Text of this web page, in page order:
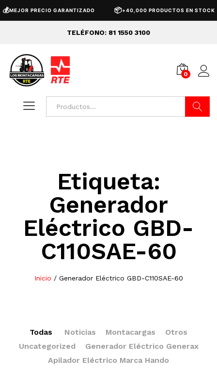
MEJOR PRECIO GARANTIZADO 📦+40,000 PRODUCTOS EN STOCK
TELÉFONO: 81 1550 3100
0
Etiqueta:
Generador
Eléctrico GBD-
C110SAE-60
Inicio / Generador Eléctrico GBD-C110SAE-60
Todas Noticias Montacargas
Otros
Uncategorized
Generador Eléctrico Generax
Apilador Eléctrico Marca Hando